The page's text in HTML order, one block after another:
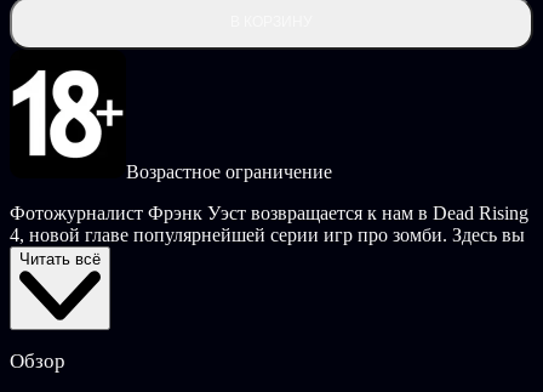
Возрастное ограничение
Фотожурналист Фрэнк Уэст возвращается к нам в Dead Rising
4, новой главе популярнейшей серии игр про зомби. Здесь вы
найдете все, чем знаменита серия, а также новые классы
зомби и экзоскелеты. Исследуйте город, ищите припасы и
сражайтесь в огромном открытом мире, полном возможностей
для создания оружия и изменения внешнего вида героя.
©CAPCOM CO., LTD. 2016 ALL RIGHTS RESERVED.
Читать всё
Обзор